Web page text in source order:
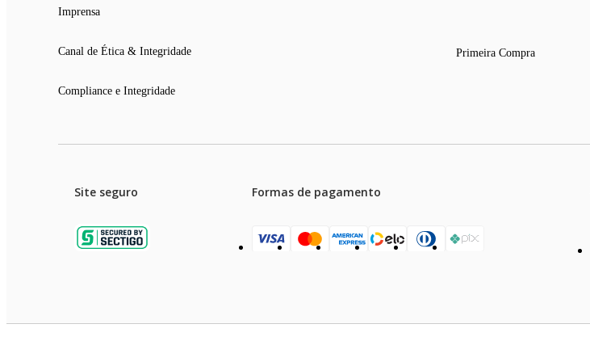
Imprensa
Canal de Ética & Integridade
Compliance e Integridade
Primeira Compra
Site seguro Formas de pagamento